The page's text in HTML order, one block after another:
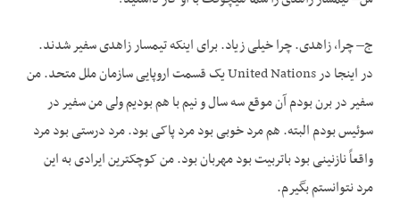
ج– چرا، زاهدی. چرا خیلی زیاد. برای اینکه تیمسار زاهدی سفیر شدند.
در اینجا در United Nations یک قسمت اروپایی سازمان ملل متحد. من
سفیر در برن بودم آن موقع سه سال و نیم با هم بودیم ولی من سفیر در
سوئیس بودم البته. هم مرد خوبی بود مرد پاکی بود. مرد درستی بود مرد
واقعاً نازنینی بود باتربیت بود مهربان بود. من کوچکترین ایرادی به این
مرد نتوانستم بگیرم.